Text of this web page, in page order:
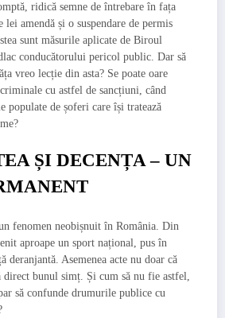
ridică semne de întrebare în fața
amendă și o suspendare de permis
sunt măsurile aplicate de Biroul
conducătorului pericol public. Dar să
vreo lecție din asta? Se poate oare
cu astfel de sancțiuni, când
populate de șoferi care își tratează
ȘI DECENȚA – UN
fenomen neobișnuit în România. Din
aproape un sport național, pus în
deranjantă. Asemenea acte nu doar că
direct bunul simț. Și cum să nu fie astfel,
să confunde drumurile publice cu